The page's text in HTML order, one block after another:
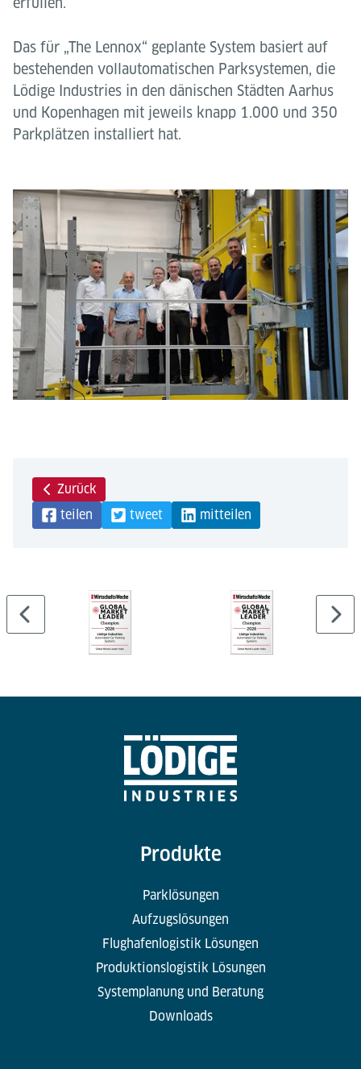
Das für „The Lennox“ geplante System basiert auf
bestehenden vollautomatischen Parksystemen, die
Lödige Industries in den dänischen Städten Aarhus
und Kopenhagen mit jeweils knapp 1.000 und 350
Parkplätzen installiert hat.
Zurück
teilen
tweet mitteilen
Produkte
Parklösungen
Aufzugslösungen
Flughafenlogistik Lösungen
Produktionslogistik Lösungen
Systemplanung und Beratung
Downloads